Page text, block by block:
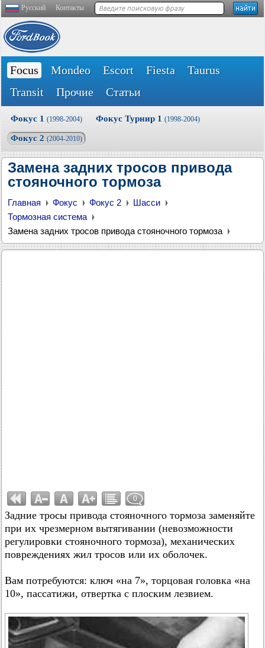
Русский Контакты
Focus Mondeo Escort Fiesta
Taurus
Transit
Прочие Статьи
Фокус 1 (1998-2004) Фокус Турнир 1 (1998-2004)
Фокус 2 (2004-2010)
Замена задних тросов привода
стояночного тормоза
Главная Фокус Фокус 2
Шасси
Тормозная система
Замена задних тросов привода стояночного тормоза
0
Задние тросы привода стояночного тормоза заменяйте
при их чрезмерном вытягивании (невозможности
регулировки стояночного тормоза), механических
повреждениях жил тросов или их оболочек.
Вам потребуются: ключ «на 7», торцовая головка «на
10», пассатижи, отвертка с плоским лезвием.